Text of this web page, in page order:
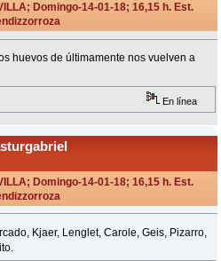
Domingo-14-01-18; 16,15 h. Est.
huevos de últimamente nos vuelven a
En línea
Domingo-14-01-18; 16,15 h. Est.
Kjaer, Lenglet, Carole, Geis, Pizarro,